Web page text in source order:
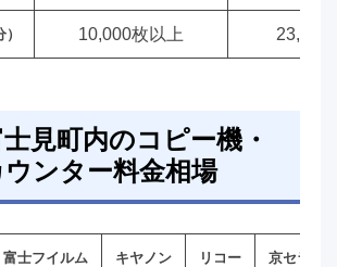
10,000枚以上 23,000
見町内のコピー機・
ンター料金相場
富士フイルム キヤノン リコー 京セラ